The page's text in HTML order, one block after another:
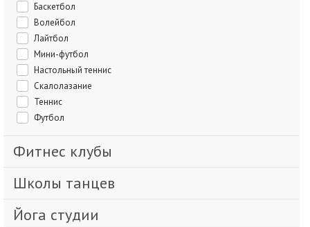
Баскетбол
Волейбол
Лайтбол
Мини-футбол
Настольный теннис
Скалолазание
Теннис
Футбол
Фитнес клубы
Школы танцев
Йога студии